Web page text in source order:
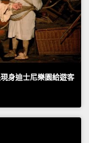
身迪士尼樂園給遊客